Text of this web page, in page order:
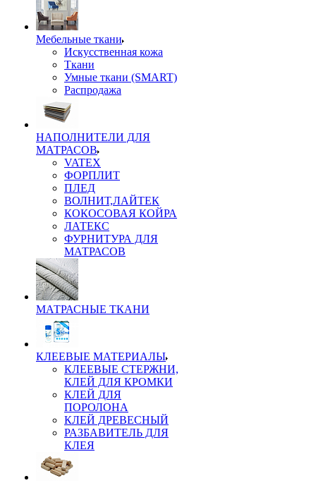
Мебельные ткани
Искусственная кожа
Ткани
Умные ткани (SMART)
Распродажа
НАПОЛНИТЕЛИ ДЛЯ
МАТРАСОВ
VATEX
ФОРПЛИТ
ПЛЕД
ВОЛНИТ,ЛАЙТЕК
КОКОСОВАЯ КОЙРА
ЛАТЕКС
ФУРНИТУРА ДЛЯ
МАТРАСОВ
МАТРАСНЫЕ ТКАНИ
КЛЕЕВЫЕ МАТЕРИАЛЫ
КЛЕЕВЫЕ СТЕРЖНИ,
КЛЕЙ ДЛЯ КРОМКИ
КЛЕЙ ДЛЯ
ПОРОЛОНА
КЛЕЙ ДРЕВЕСНЫЙ
РАЗБАВИТЕЛЬ ДЛЯ
КЛЕЯ